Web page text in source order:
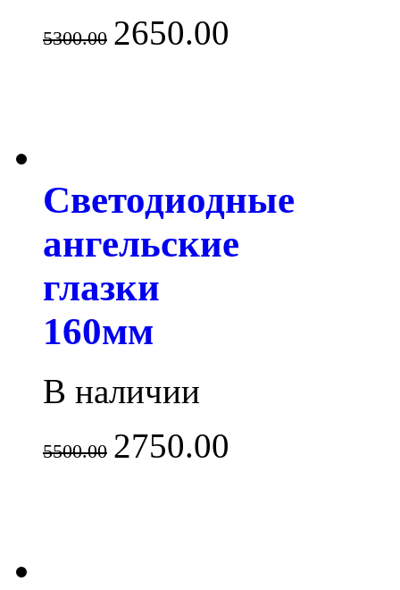
5300.00 2650.00
Светодиодные
ангельские
глазки
160мм
В наличии
5500.00 2750.00